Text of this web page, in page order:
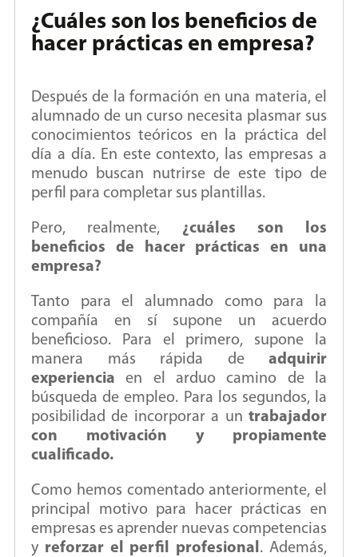
¿Cuáles son los beneficios de
hacer prácticas en empresa?
Después de la formación en una materia, el
alumnado de un curso necesita plasmar sus
conocimientos teóricos en la práctica del
día a día. En este contexto, las empresas a
menudo buscan nutrirse de este tipo de
perfil para completar sus plantillas.
Pero, realmente, ¿cuáles son los
beneficios de hacer prácticas en una
empresa?
Tanto para el alumnado como para la
compañía en sí supone un acuerdo
beneficioso. Para el primero, supone la
manera más rápida de adquirir
experiencia en el arduo camino de la
búsqueda de empleo. Para los segundos, la
posibilidad de incorporar a un trabajador
con motivación y propiamente
cualificado.
Como hemos comentado anteriormente, el
principal motivo para hacer prácticas en
empresas es aprender nuevas competencias
y reforzar el perfil profesional . Además,